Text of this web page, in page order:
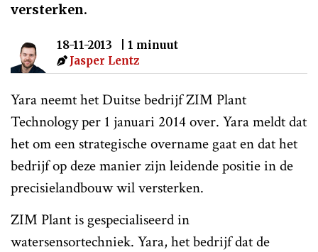
versterken.
18-11-2013
| 1 minuut
Jasper Lentz
Yara neemt het Duitse bedrijf ZIM Plant
Technology per 1 januari 2014 over. Yara meldt dat
het om een strategische overname gaat en dat het
bedrijf op deze manier zijn leidende positie in de
precisielandbouw wil versterken.
ZIM Plant is gespecialiseerd in
watersensortechniek. Yara, het bedrijf dat de